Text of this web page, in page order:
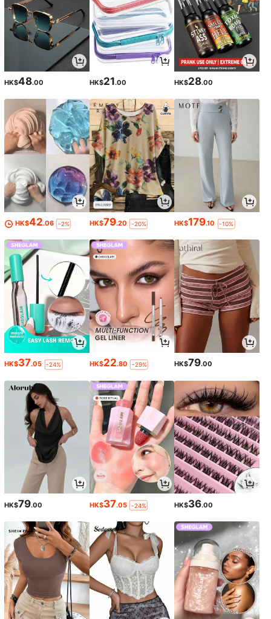
HK$48.00 HK$21.00 HK$28.00
HK$42.06 -2% HK$79.20 -20% HK$179.10 -10%
HK$37.05 -24% HK$22.80 -29% HK$79.00
HK$79.00 HK$37.05 -24% HK$36.00